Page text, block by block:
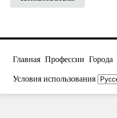
Главная Профессии Города
Условия использования